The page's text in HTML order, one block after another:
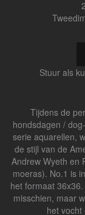
Stuur als
Tijdens de
hondsdagen /
serie aquarellen,
de stijl van de
Andrew Wyeth en
moeras). No.1 is
het formaat
misschien, maar
het vocht